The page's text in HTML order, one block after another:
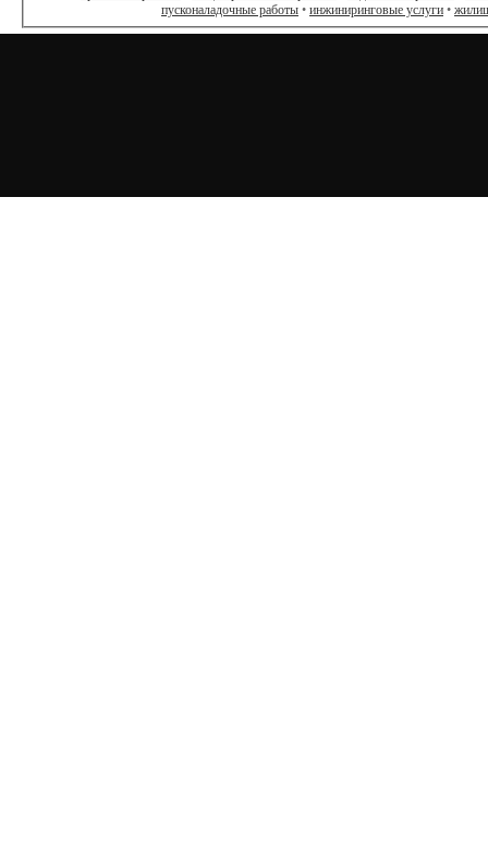
пусконаладочные работы • инжиниринговые услуги •